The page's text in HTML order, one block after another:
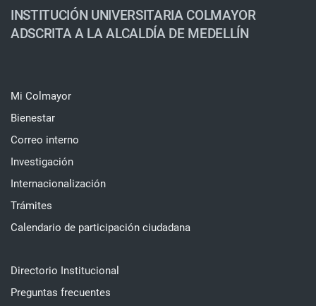
INSTITUCIÓN UNIVERSITARIA COLMAYOR
ADSCRITA A LA ALCALDÍA DE MEDELLÍN
Mi Colmayor
Bienestar
Correo interno
Investigación
Internacionalización
Trámites
Calendario de participación ciudadana
Directorio Institucional
Preguntas frecuentes